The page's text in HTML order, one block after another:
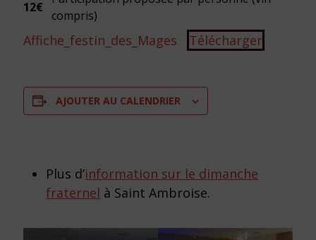
12€
compris)
Affiche_festin_des_Mages Télécharger
AJOUTER AU CALENDRIER
Plus d’information sur le dimanche
fraternel à Saint Ambroise.